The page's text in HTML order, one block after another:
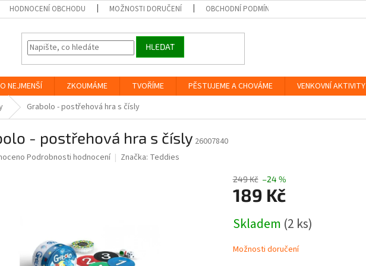
HODNOCENÍ OBCHODU MOŽNOSTI DORUČENÍ OBCHODNÍ PODMÍNKY
HLEDAT
NEJMENŠÍ ZKOUMÁME TVOŘÍME PĚSTUJEME A CHOVÁME VENKOVNÍ AKTIVITY
Grabolo - postřehová hra s čísly
- postřehová hra s čísly 26007840
Podrobnosti hodnocení Značka: Teddies
249 Kč –24 %
189 Kč
cena:
Skladem (2 ks)
Možnosti doručení